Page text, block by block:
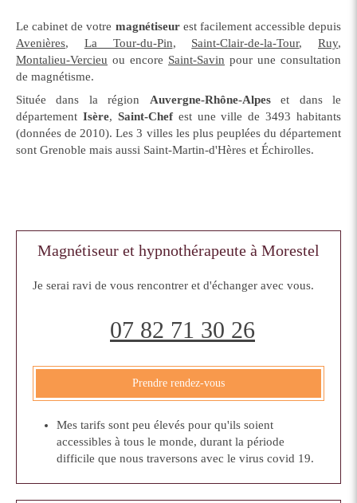
Le cabinet de votre magnétiseurest facilement accessible depuis
Avenières, La Tour-du-Pin, Saint-Clair-de-la-Tour, Ruy,
Montalieu-Vercieu ou encore Saint-Savin pour une consultation
de magnétisme.
Située dans la région Auvergne-Rhône-Alpeset dans le
département Isère, Saint-Chefest une ville de 3493 habitants
(données de 2010). Les 3 villes les plus peuplées du département
sont Grenoble mais aussi Saint-Martin-d'Hères et Échirolles.
Magnétiseur et hypnothérapeute à Morestel
Je serai ravi de vous rencontrer et d'échanger avec vous.
07 82 71 30 26
Prendre rendez-vous
Mes tarifs sont peu élevés pour qu'ils soient
accessibles à tous le monde, durant la période
difficile que nous traversons avec le virus covid 19.